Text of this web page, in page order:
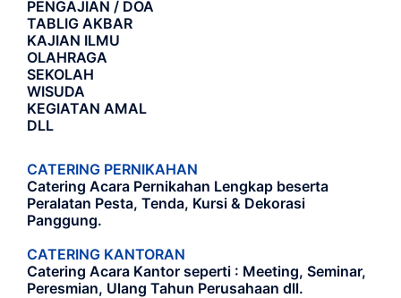
PENGAJIAN / DOA
TABLIG AKBAR
KAJIAN ILMU
OLAHRAGA
SEKOLAH
WISUDA
KEGIATAN AMAL
DLL
CATERING PERNIKAHAN
Catering Acara Pernikahan Lengkap beserta
Peralatan Pesta, Tenda, Kursi & Dekorasi
Panggung.
CATERING KANTORAN
Catering Acara Kantor seperti : Meeting, Seminar,
Peresmian, Ulang Tahun Perusahaan dll.